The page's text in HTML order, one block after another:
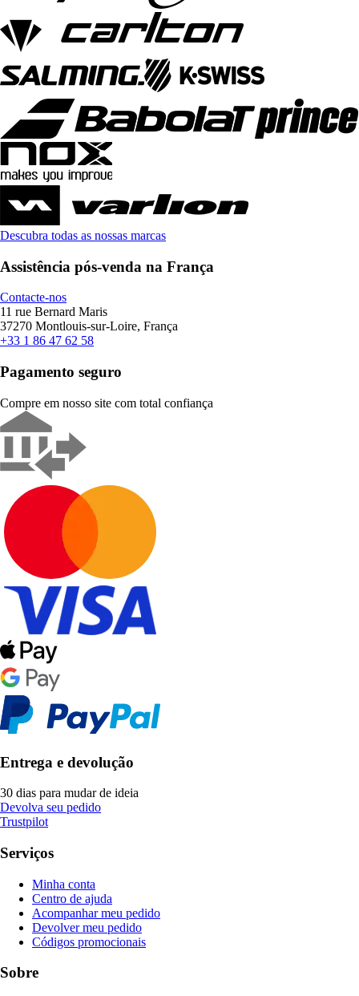
Descubra todas as nossas marcas
Assistência pós-venda na França
Contacte-nos
11 rue Bernard Maris
37270 Montlouis-sur-Loire, França
+33 1 86 47 62 58
Pagamento seguro
Compre em nosso site com total confiança
Entrega e devolução
30 dias para mudar de ideia
Devolva seu pedido
Trustpilot
Serviços
Minha conta
Centro de ajuda
Acompanhar meu pedido
Devolver meu pedido
Códigos promocionais
Sobre